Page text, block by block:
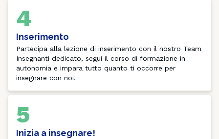
4
Inserimento
Partecipa alla lezione di inserimento con il nostro Team
Insegnanti dedicato, segui il corso di formazione in
autonomia e impara tutto quanto ti occorre per
insegnare con noi.
5
Inizia a insegnare!